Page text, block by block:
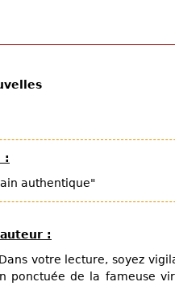
:
authentique"
:
votre lecture, soyez
ponctuée de la fameuse